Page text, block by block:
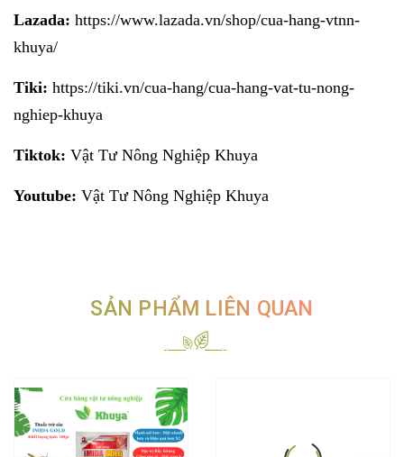
Lazada: https://www.lazada.vn/shop/cua-hang-vtnn-
khuya/
Tiki: https://tiki.vn/cua-hang/cua-hang-vat-tu-nong-
nghiep-khuya
Tiktok: Vật Tư Nông Nghiệp Khuya
Youtube: Vật Tư Nông Nghiệp Khuya
SẢN PHẨM LIÊN QUAN